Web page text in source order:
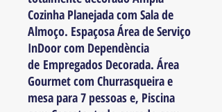
Cozinha Planejada com Sala de
Almoço. Espaçosa Área de Serviço
InDoor com Dependència
de Empregados Decorada. Área
Gourmet com Churrasqueira e
mesa para 7 pessoas e, Piscina